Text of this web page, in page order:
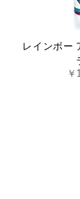
レインボー